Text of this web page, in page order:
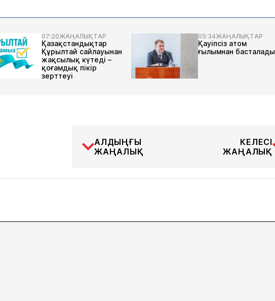
07:20ЖАҢАЛЫҚТАР
Қазақстандықтар
Құрылтай сайлауынан
жақсылық күтеді –
қоғамдық пікір
зерттеуі
05:34ЖАҢАЛЫҚТАР
Қауіпсіз атом
ғылымнан басталады
АЛДЫҢҒЫ
ЖАҢАЛЫҚ
КЕЛЕСІ
ЖАҢАЛЫҚ